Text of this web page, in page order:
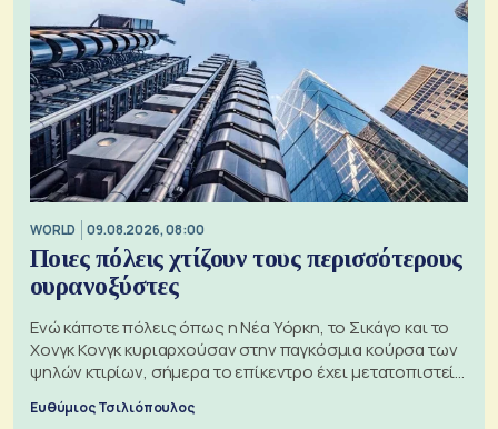
WORLD 09.08.2026, 08:00
Ποιες πόλεις χτίζουν τους περισσότερους
ουρανοξύστες
Ενώ κάποτε πόλεις όπως η Νέα Υόρκη, το Σικάγο και το
Χονγκ Κονγκ κυριαρχούσαν στην παγκόσμια κούρσα των
ψηλών κτιρίων, σήμερα το επίκεντρο έχει μετατοπιστεί
προς την Ασία
Ευθύμιος Τσιλιόπουλος